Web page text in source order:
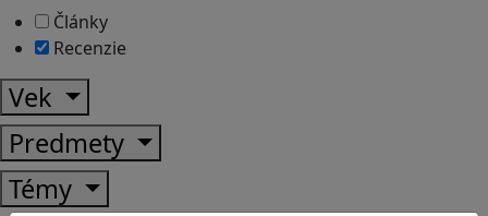
Články
Recenzie
Vek
Predmety
Témy